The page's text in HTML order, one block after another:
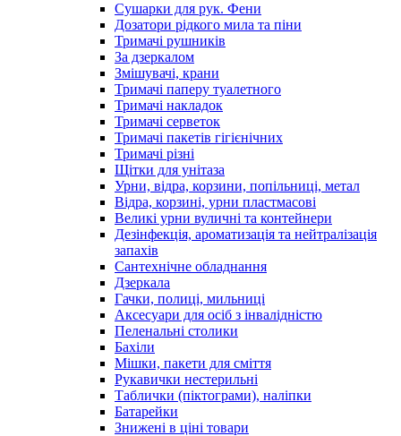
Сушарки для рук. Фени
Дозатори рідкого мила та піни
Тримачі рушників
За дзеркалом
Змішувачі, крани
Тримачі паперу туалетного
Тримачі накладок
Тримачі серветок
Тримачі пакетів гігієнічних
Тримачі різні
Щітки для унітаза
Урни, відра, корзини, попільниці, метал
Відра, корзині, урни пластмасові
Великі урни вуличні та контейнери
Дезінфекція, ароматизація та нейтралізація
запахів
Сантехнічне обладнання
Дзеркала
Гачки, полиці, мильниці
Аксесуари для осіб з інвалідністю
Пеленальні столики
Бахіли
Мішки, пакети для сміття
Рукавички нестерильні
Таблички (піктограми), наліпки
Батарейки
Знижені в ціні товари